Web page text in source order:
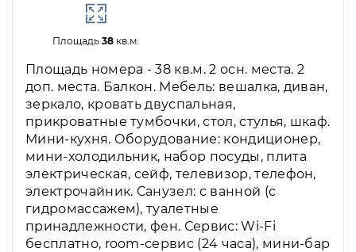
Площадь38 кв.м.
Площадь номера - 38 кв.м. 2 осн. места. 2
доп. места. Балкон. Мебель: вешалка, диван,
зеркало, кровать двуспальная,
прикроватные тумбочки, стол, стулья, шкаф.
Мини-кухня. Оборудование: кондиционер,
мини-холодильник, набор посуды, плита
электрическая, сейф, телевизор, телефон,
электрочайник. Санузел: с ванной (с
гидромассажем), туалетные
принадлежности, фен. Сервис: Wi-Fi
бесплатно, room-сервис (24 часа), мини-бар